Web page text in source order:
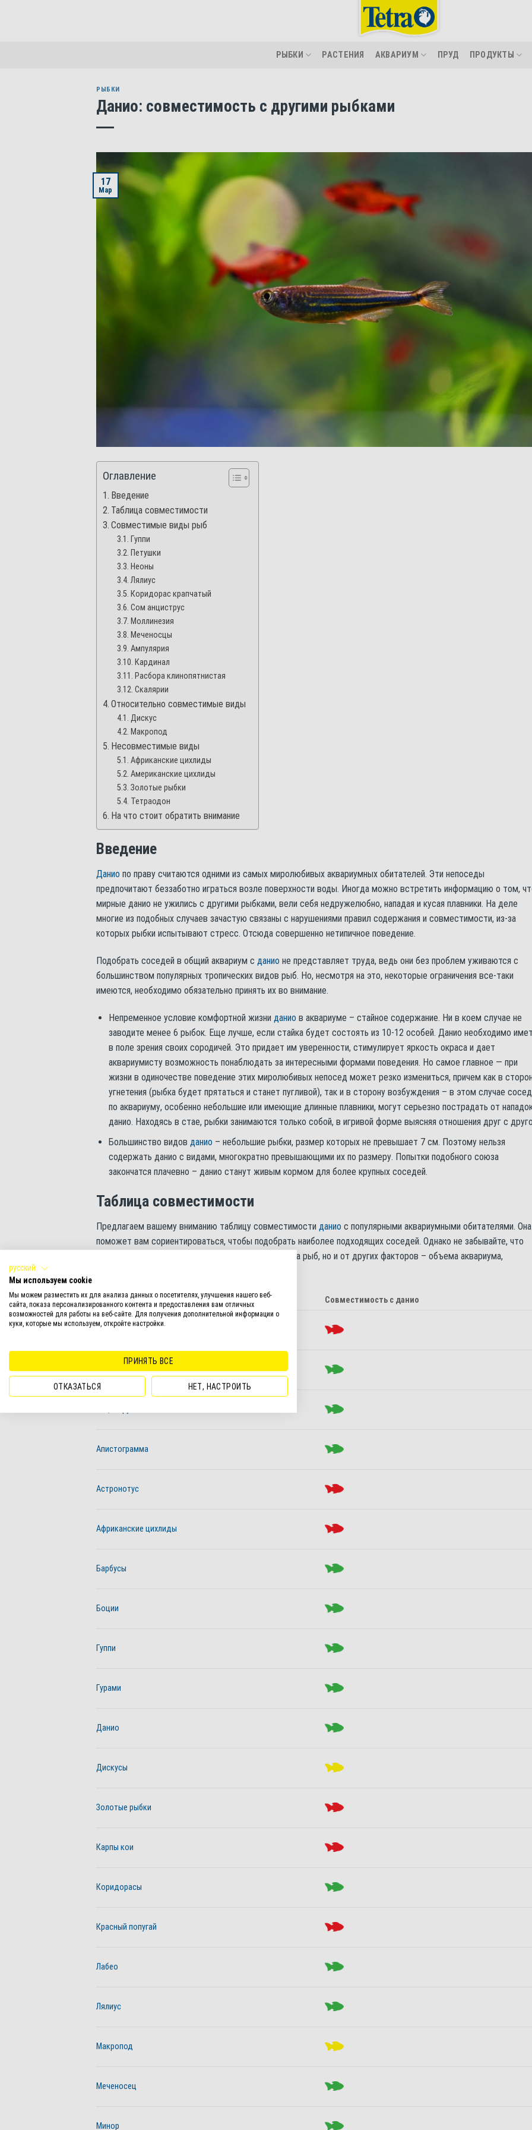
РЫБКИ РАСТЕНИЯ АКВАРИУМ ПРУД ПРОДУКТЫ
РЫБКИ
Данио: совместимость с другими рыбками
17
Мар
Оглавление
Введение
Таблица совместимости
Совместимые виды рыб
Гуппи
Петушки
Неоны
Лялиус
Коридорас крапчатый
Сом анциструс
Моллинезия
Меченосцы
Ампулярия
Кардинал
Расбора клинопятнистая
Скалярии
Относительно совместимые виды
Дискус
Макропод
Несовместимые виды
Африканские цихлиды
Американские цихлиды
Золотые рыбки
Тетраодон
На что стоит обратить внимание
Введение
Данио по праву считаются одними из самых миролюбивых аквариумных обитателей. Эти непоседы
предпочитают беззаботно играться возле поверхности воды. Иногда можно встретить информацию о том,
мирные данио не ужились с другими рыбками, вели себя недружелюбно, нападая и кусая плавники. На деле
многие из подобных случаев зачастую связаны с нарушениями правил содержания и совместимости, из-за
которых рыбки испытывают стресс. Отсюда совершенно нетипичное поведение.
Подобрать соседей в общий аквариум с данио не представляет труда, ведь они без проблем уживаются с
большинством популярных тропических видов рыб. Но, несмотря на это, некоторые ограничения все-таки
имеются, необходимо обязательно принять их во внимание.
Непременное условие комфортной жизни данио в аквариуме – стайное содержание. Ни в коем случае не
заводите менее 6 рыбок. Еще лучше, если стайка будет состоять из 10-12 особей. Данио необходимо
в поле зрения своих сородичей. Это придает им уверенности, стимулирует яркость окраса и дает
аквариумисту возможность понаблюдать за интересными формами поведения. Но самое главное — при
жизни в одиночестве поведение этих миролюбивых непосед может резко измениться, причем как в
угнетения (рыбка будет прятаться и станет пугливой), так и в сторону возбуждения – в этом случае
по аквариуму, особенно небольшие или имеющие длинные плавники, могут серьезно пострадать от
данио. Находясь в стае, рыбки занимаются только собой, в игривой форме выясняя отношения друг с
Большинство видов данио – небольшие рыбки, размер которых не превышает 7 см. Поэтому нельзя
содержать данио с видами, многократно превышающими их по размеру. Попытки подобного союза
закончатся плачевно – данио станут живым кормом для более крупных соседей.
Таблица совместимости
Предлагаем вашему вниманию таблицу совместимости данио с популярными аквариумными обитателями. Она
поможет вам сориентироваться, чтобы подобрать наиболее подходящих соседей. Однако не забывайте, что
успешное сожительство зависит не только от вида рыб, но и от других факторов – объема аквариума,
Аквариумный обитатель Совместимость с данио
Акары
Ампулярия
Апистограмма
Астронотус
Африканские цихлиды
Барбусы
Боции
Гуппи
Гурами
Данио
Дискусы
Золотые рыбки
Карпы кои
Коридорасы
Красный попугай
Лабео
Лялиус
Макропод
Меченосец
Минор
русский
Мы используем cookie
Мы можем разместить их для анализа данных о посетителях, улучшения нашего веб-
сайта, показа персонализированного контента и предоставления вам отличных
возможностей для работы на веб-сайте. Для получения дополнительной информации о
куки, которые мы используем, откройте настройки.
ПРИНЯТЬ ВСЕ
ОТКАЗАТЬСЯ НЕТ, НАСТРОИТЬ